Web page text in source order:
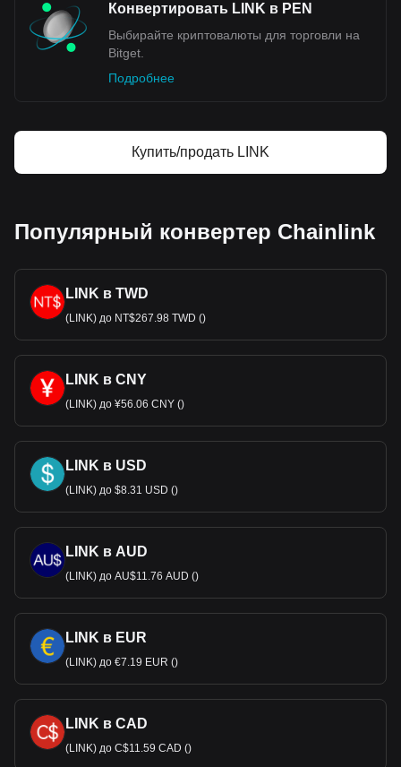
Конвертировать LINK в PEN
Выбирайте криптовалюты для торговли на
Bitget.
Подробнее
Купить/продать LINK
Популярный конвертер Chainlink
LINK в TWD
(LINK) до NT$267.98 TWD ()
LINK в CNY
(LINK) до ¥56.06 CNY ()
LINK в USD
(LINK) до $8.31 USD ()
LINK в AUD
(LINK) до AU$11.76 AUD ()
LINK в EUR
(LINK) до €7.19 EUR ()
LINK в CAD
(LINK) до C$11.59 CAD ()